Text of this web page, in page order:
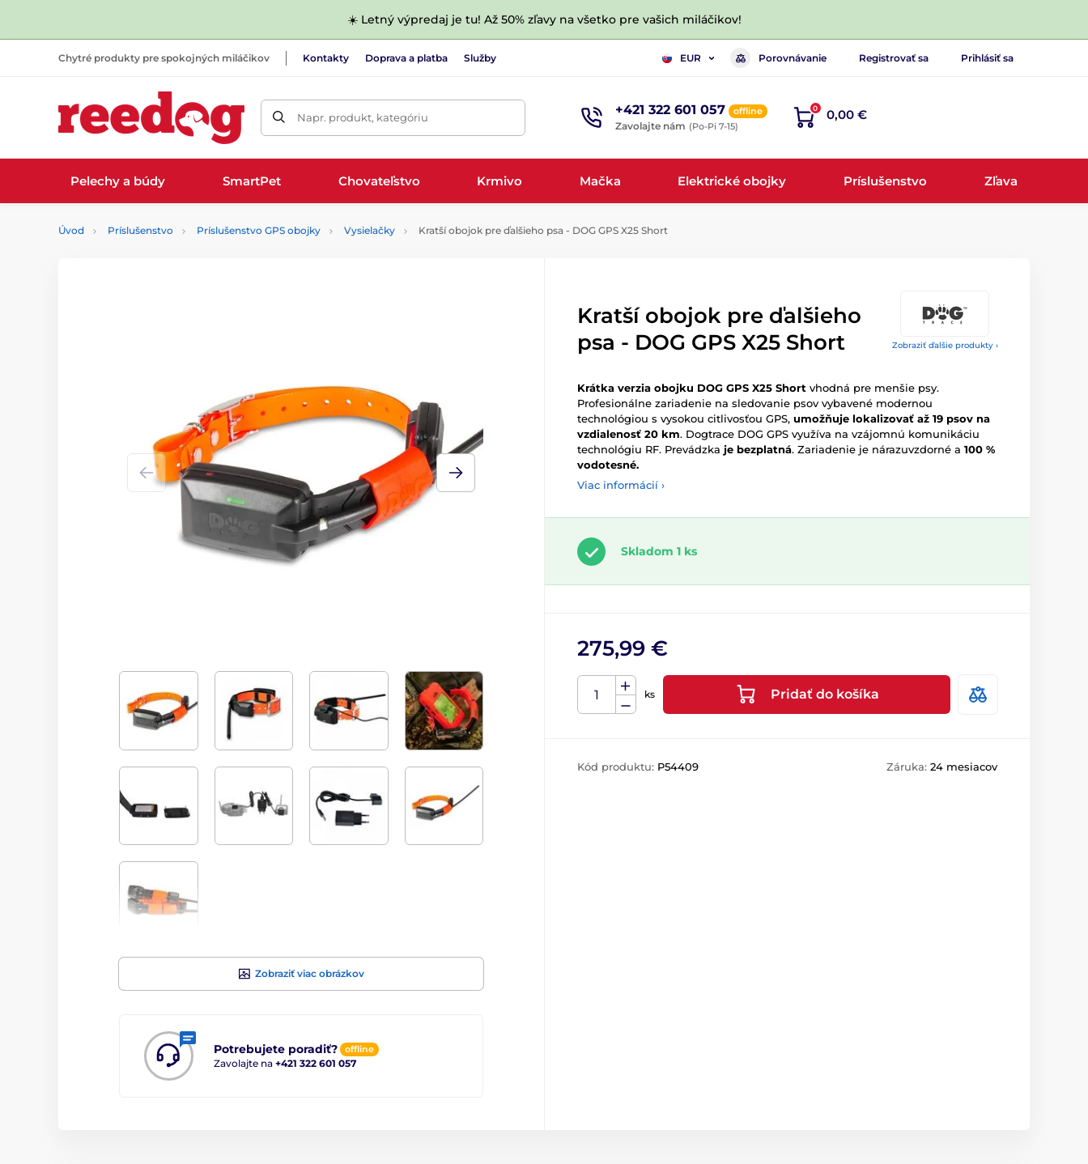
☀️ Letný výpredaj je tu! Až 50% zľavy na všetko pre vašich miláčikov!
Chytré produkty pre spokojných miláčikov Kontakty Doprava a platba Služby EUR Porovnávanie Registrovať sa Prihlásiť sa
Napr. produkt, kategóriu +421 322 601 057 offline
Zavolajte nám (Po-Pi 7-15)
0 0,00 €
Pelechy a búdy SmartPet Chovateľstvo Krmivo Mačka Elektrické obojky Príslušenstvo Zľava
Úvod Príslušenstvo Príslušenstvo GPS obojky Vysielačky Kratší obojok pre ďalšieho psa - DOG GPS X25 Short
Zobraziť ďalšie produkty ›
Zobraziť viac obrázkov
Potrebujete poradiť? offline
Zavolajte na +421 322 601 057
Kratší obojok pre ďalšieho
psa - DOG GPS X25 Short
Krátka verzia obojku DOG GPS X25 Short vhodná pre menšie psy.
Profesionálne zariadenie na sledovanie psov vybavené modernou
technológiou s vysokou citlivosťou GPS, umožňuje lokalizovať až 19 psov na
vzdialenosť 20 km. Dogtrace DOG GPS využíva na vzájomnú komunikáciu
technológiu RF. Prevádzka je bezplatná. Zariadenie je nárazuvzdorné a 100 %
vodotesné.
Viac informácií ›
Skladom 1 ks
275,99 €
ks Pridať do košíka
Kód produktu: P54409 Záruka: 24 mesiacov